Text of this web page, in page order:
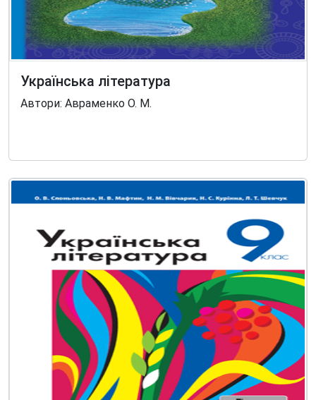
Українська література
Автори: Авраменко О. М.